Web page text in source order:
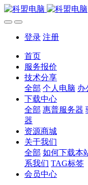
登录 注册
首页
服务报价
技术分享
全部 个人电脑 办
下载中心
全部 惠普服务器
器
资源商城
关于我们
全部 如何下载本
系我们 TAG标签
会员中心